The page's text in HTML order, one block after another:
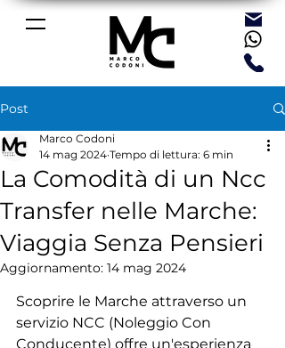
Post
La Comodità di un Ncc
Transfer nelle Marche:
Viaggia Senza Pensieri
Marco Codoni
14 mag 2024 Tempo di lettura: 6 min
Aggiornamento: 14 mag 2024
Scoprire le Marche attraverso un
servizio NCC (Noleggio Con
Conducente) offre un'esperienza